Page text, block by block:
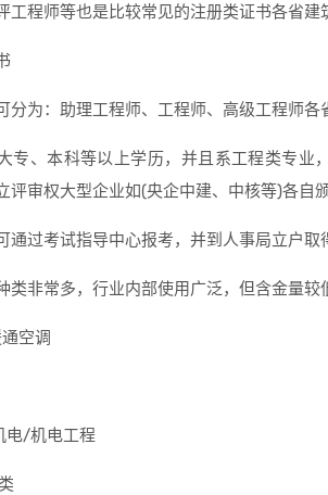
工程师等也是比较常见的注册类证书各省建
分为：助理工程师、工程师、高级工程师各
专、本科等以上学历，并且系工程类专业
评审权大型企业如(央企中建、中核等)各自
通过考试指导中心报考，并到人事局立户取
类非常多，行业内部使用广泛，但含金量较
空调
电/机电工程